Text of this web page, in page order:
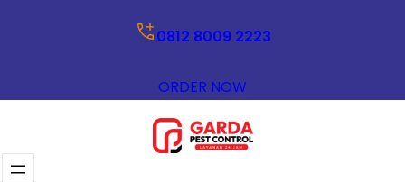
0812 8009 2223
ORDER NOW